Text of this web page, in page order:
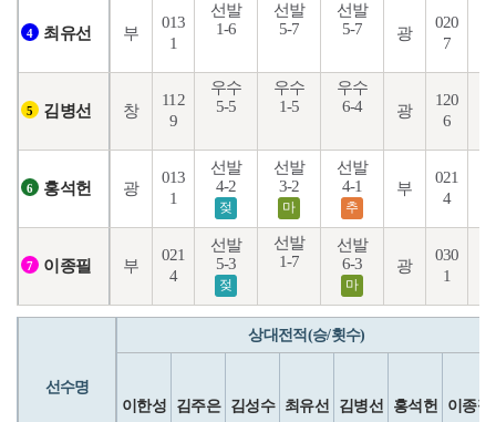
4 최유선 부
013
1
선발
1-6
선발
5-7
선발
5-7
광
020
7
5 김병선 창
112
9
우수
5-5
우수
1-5
우수
6-4
광
120
6
6 홍석헌 광
013
1
선발
4-2
젖
선발
3-2
마
선발
4-1
추
부
021
4
7 이종필 부
021
4
선발
5-3
젖
선발
1-7
선발
6-3
마
광
030
1
선수명
상대전적(승/횟수)
이한성 김주은 김성수 최유선 김병선 홍석헌 이종필